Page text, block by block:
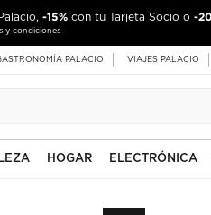
-15% con tu Tarjeta Socio o -
y condiciones
PALACIO VIAJES PALACIO
HOGAR ELECTRÓNICA